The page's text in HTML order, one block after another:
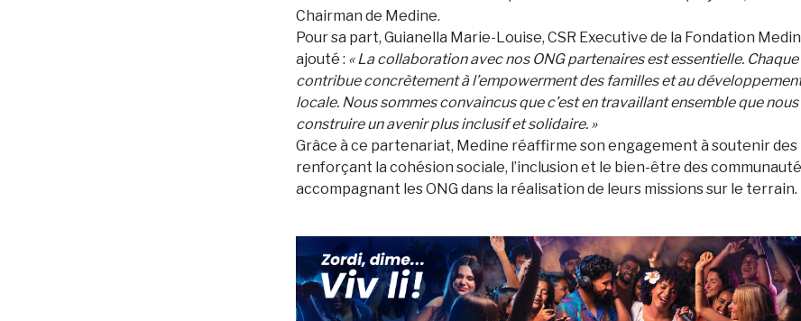
Chairman de Medine.
Pour sa part, Guianella Marie-Louise, CSR Executive de la Fondation
ajouté : « La collaboration avec nos ONG partenaires est essentielle.
contribue concrètement à l’empowerment des familles et au
locale. Nous sommes convaincus que c’est en travaillant ensemble que
construire un avenir plus inclusif et solidaire. »
Grâce à ce partenariat, Medine réaffirme son engagement à soutenir
renforçant la cohésion sociale, l’inclusion et le bien-être des
accompagnant les ONG dans la réalisation de leurs missions sur le terrain.